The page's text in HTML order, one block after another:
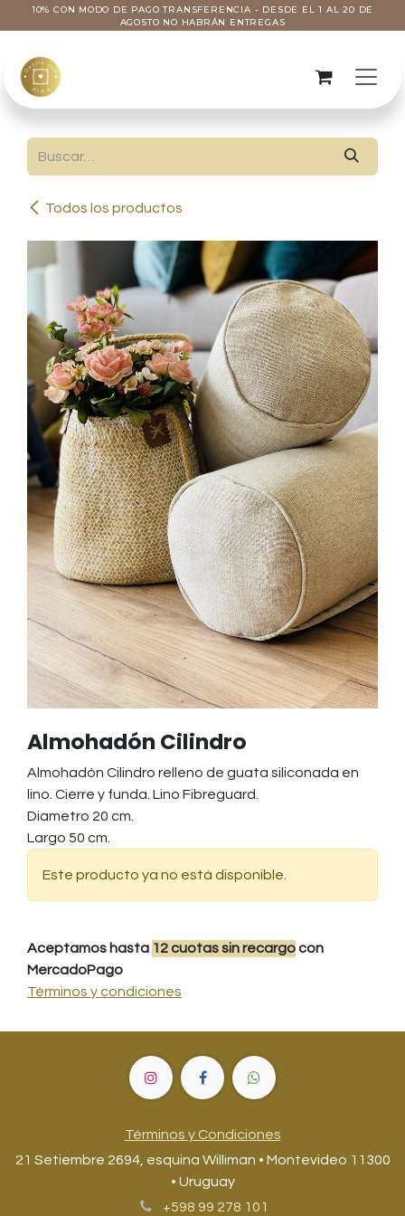
Ir al contenido
10% CON MODO DE PAGO TRANSFERENCIA - DESDE EL 1 AL 20 DE
AGOSTO NO HABRÁN ENTREGAS
Todos los productos
Almohadón Cilindro
Almohadón Cilindro relleno de guata siliconada en
lino. Cierre y funda. Lino Fibreguard.
Diametro 20 cm.
Largo 50 cm.
Este producto ya no está disponible.
Aceptamos hasta 12cuotassin recargocon
MercadoPago
Términos y condiciones
Términos y Condiciones
21 Setiembre 2694, esquina Williman • Montevideo 11300
• Uruguay
+598 99 278 101